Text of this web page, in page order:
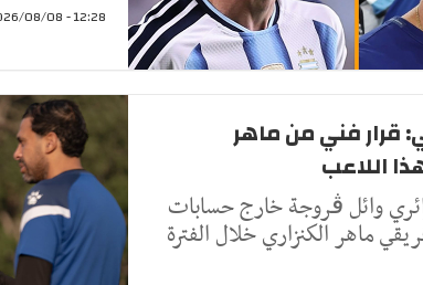
12:28 - 2026/08/08
قرار فني من ماهر
اللاعب
وائل ڤروجة خارج حسابات
ماهر الكنزاري خلال الفترة